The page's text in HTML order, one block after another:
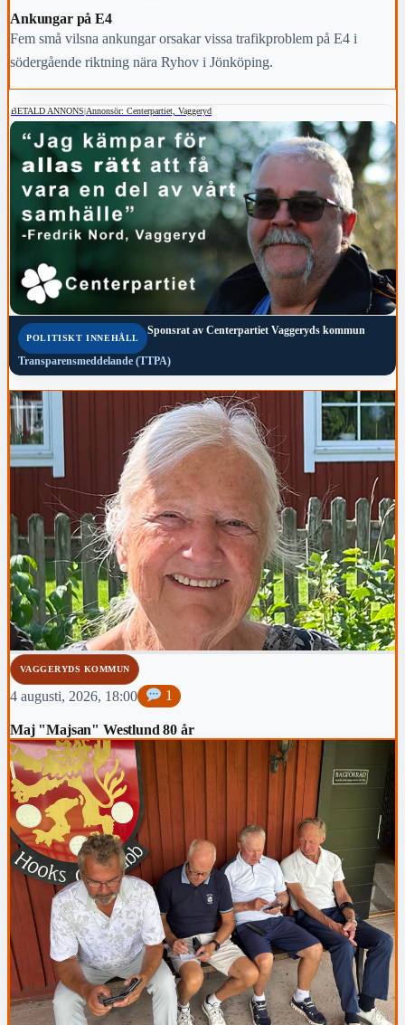
Ankungar på E4
Fem små vilsna ankungar orsakar vissa trafikproblem på E4 i
södergående riktning nära Ryhov i Jönköping.
BETALD ANNONS|Annonsör: Centerpartiet, Vaggeryd
POLITISKT INNEHÅLL
Sponsrat av Centerpartiet Vaggeryds kommun
Transparensmeddelande (TTPA)
VAGGERYDS KOMMUN
4 augusti, 2026, 18:00 1
Maj "Majsan" Westlund 80 år